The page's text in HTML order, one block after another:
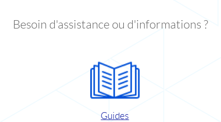
Besoin d'assistance ou d'informations ?
Guides